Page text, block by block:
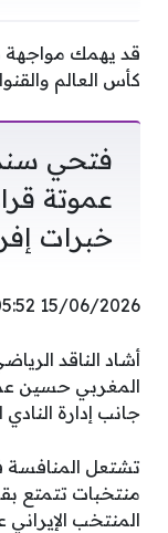
قد يهمك مواجهة
كأس العالم
فتحي
عموتة
خبرات
15/06/2026 05:52 ص
أشاد الناقد
المغربي حسين
جانب إدارة
تشتعل المنافسة
منتخبات تتمتع
المنتخب